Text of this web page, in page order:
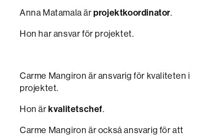
Anna Matamala ärprojektkoordinator.
Hon har ansvar för projektet.
Carme Mangiron är ansvarig för kvaliteten i
projektet.
Hon är kvalitetschef.
Carme Mangiron är också ansvarig för att